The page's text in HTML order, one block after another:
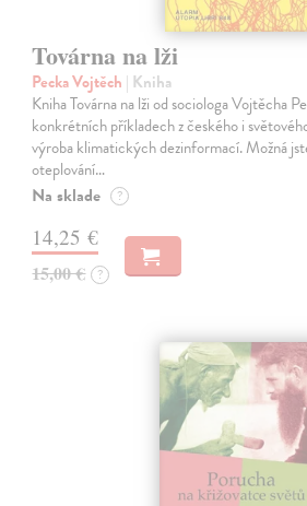
Továrna na lži
Pecka Vojtěch | Kniha
Kniha Továrna na lži od sociologa Vojtěcha
konkrétních příkladech z českého i
výroba klimatických dezinformací. Možná
oteplování…
Na sklade ?
14,25 €
15,00 € ?